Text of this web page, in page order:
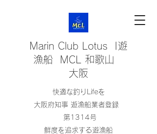
Marin Club Lotus |遊
漁船 MCL 和歌山
大阪
快適な釣りLifeを
大阪府知事 遊漁船業者登録
第1314号
鮮度を追求する遊漁船